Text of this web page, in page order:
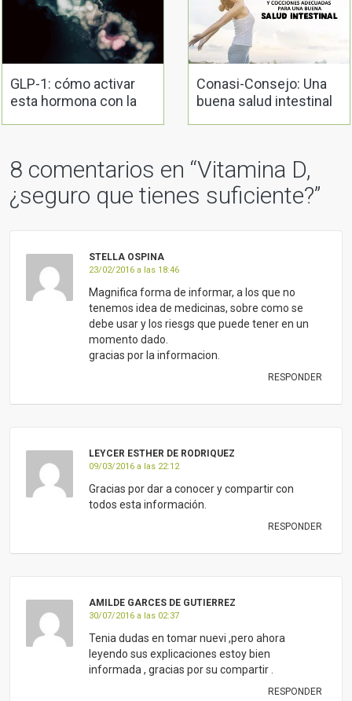
GLP-1: cómo activar
esta hormona con la
Conasi-Consejo: Una
buena salud intestinal
8 comentarios en “Vitamina D,
¿seguro que tienes suficiente?”
STELLA OSPINA
23/02/2016 a las 18:46
Magnifica forma de informar, a los que no
tenemos idea de medicinas, sobre como se
debe usar y los riesgs que puede tener en un
momento dado.
gracias por la informacion.
RESPONDER
LEYCER ESTHER DE RODRIQUEZ
09/03/2016 a las 22:12
Gracias por dar a conocer y compartir con
todos esta información.
RESPONDER
AMILDE GARCES DE GUTIERREZ
30/07/2016 a las 02:37
Tenia dudas en tomar nuevi ,pero ahora
leyendo sus explicaciones estoy bien
informada , gracias por su compartir .
RESPONDER